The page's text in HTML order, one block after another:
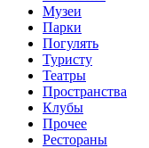
Музеи
Парки
Погулять
Туристу
Театры
Пространства
Клубы
Прочее
Рестораны